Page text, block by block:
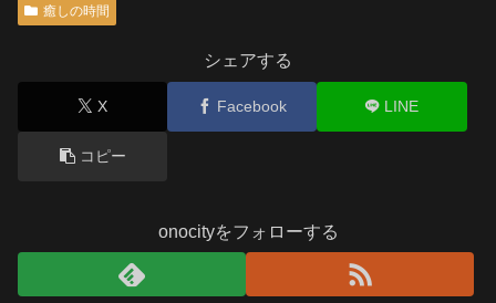
癒しの時間
シェアする
X Facebook LINE
コピー
onocityをフォローする